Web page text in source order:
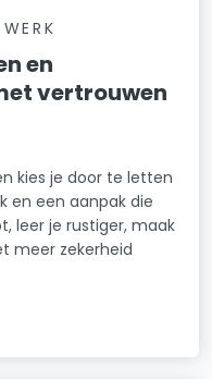
en
vertrouwen
kies je door te letten
en een aanpak die
leer je rustiger, maak
meer zekerheid